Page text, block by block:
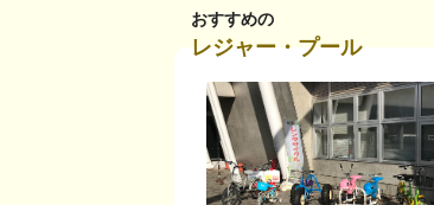
おすすめの
レジャー・プール